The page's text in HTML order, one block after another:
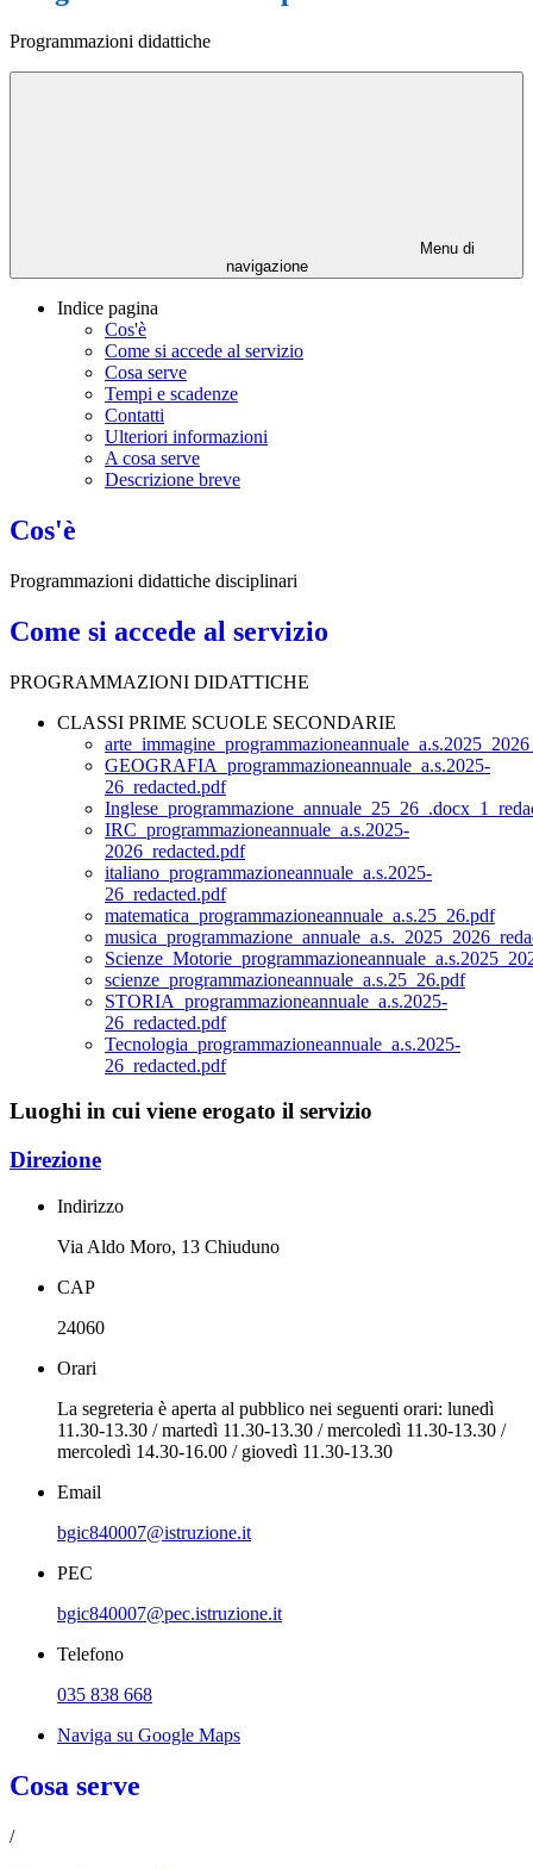
Programmazioni didattiche
Menu di
navigazione
Indice pagina
Cos'è
Come si accede al servizio
Cosa serve
Tempi e scadenze
Contatti
Ulteriori informazioni
A cosa serve
Descrizione breve
Cos'è
Programmazioni didattiche disciplinari
Come si accede al servizio
PROGRAMMAZIONI DIDATTICHE
CLASSI PRIME SCUOLE SECONDARIE
GEOGRAFIA_programmazioneannuale_a.s.2025-
26_redacted.pdf
IRC_programmazioneannuale_a.s.2025-
2026_redacted.pdf
italiano_programmazioneannuale_a.s.2025-
26_redacted.pdf
matematica_programmazioneannuale_a.s.25_26.pdf
scienze_programmazioneannuale_a.s.25_26.pdf
STORIA_programmazioneannuale_a.s.2025-
26_redacted.pdf
Tecnologia_programmazioneannuale_a.s.2025-
26_redacted.pdf
Luoghi in cui viene erogato il servizio
Direzione
Indirizzo
Via Aldo Moro, 13 Chiuduno
CAP
24060
Orari
La segreteria è aperta al pubblico nei seguenti orari: lunedì
11.30-13.30 / martedì 11.30-13.30 / mercoledì 11.30-13.30 /
mercoledì 14.30-16.00 / giovedì 11.30-13.30
Email
bgic840007@istruzione.it
PEC
bgic840007@pec.istruzione.it
Telefono
035 838 668
Naviga su Google Maps
Cosa serve
/